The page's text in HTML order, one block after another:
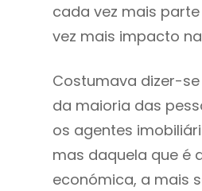
cada vez mais
vez mais impacto
Costumava dizer-
da maioria das
os agentes
mas daquela que é
económica, a mais